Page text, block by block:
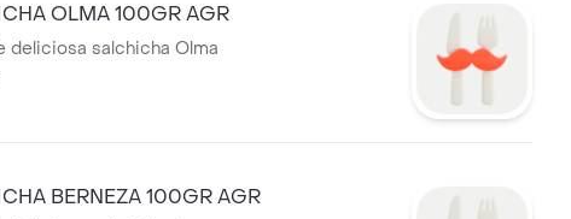
OLMA 100GR AGR
deliciosa salchicha Olma
BERNEZA 100GR AGR